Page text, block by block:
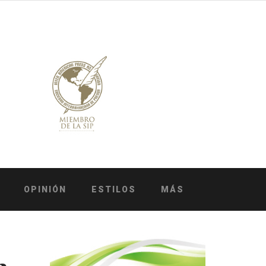
OPINIÓN ESTILOS MÁS